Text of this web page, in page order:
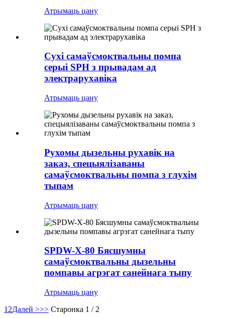
Атрымаць цану
Сухі самаўсмоктвальны помпа
серыі SPH з прывадам ад
электрарухавіка
Атрымаць цану
Рухомы дызельны рухавік на
заказ, спецыялізаваны
самаўсмоктвальны помпа з глухім
тыпам
Атрымаць цану
SPDW-X-80 Бясшумны
самаўсмоктвальны дызельны
помпавы агрэгат санейнага тыпу
Атрымаць цану
1 2Далей >>> Старонка 1 / 2